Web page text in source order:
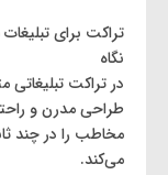
تراکت برای
نگاه
در تراکت
طراحی مدرن و
مخاطب را در چند
می‌کند.